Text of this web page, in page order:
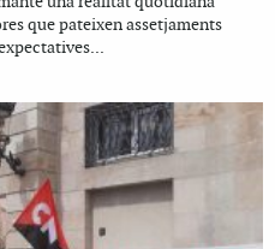
que pateixen assetjaments